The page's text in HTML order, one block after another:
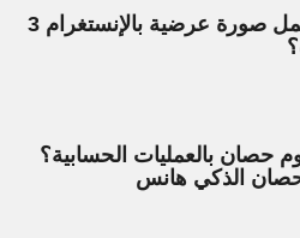
كيفية عمل صورة عرضية بالإنستغرام 3
حصان بالعمليات الحسابية؟
الذكي هانس